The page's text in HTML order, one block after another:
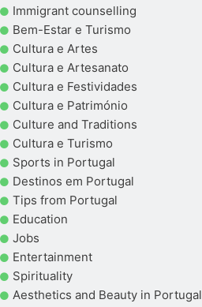
Immigrant counselling
Bem-Estar e Turismo
Cultura e Artes
Cultura e Artesanato
Cultura e Festividades
Cultura e Património
Culture and Traditions
Cultura e Turismo
Sports in Portugal
Destinos em Portugal
Tips from Portugal
Education
Jobs
Entertainment
Spirituality
Aesthetics and Beauty in Portugal